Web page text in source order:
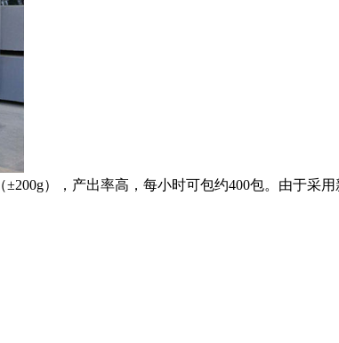
），产出率高，每小时可包约400包。由于采